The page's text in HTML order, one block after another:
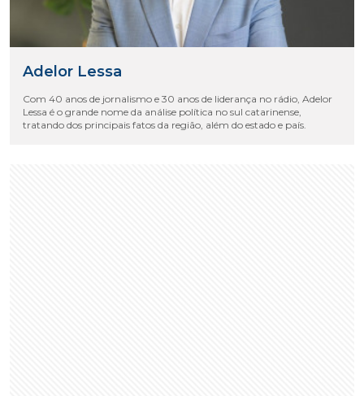
Adelor Lessa
Com 40 anos de jornalismo e 30 anos de liderança no rádio, Adelor
Lessa é o grande nome da análise política no sul catarinense,
tratando dos principais fatos da região, além do estado e país.